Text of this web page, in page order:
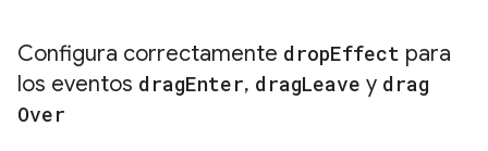
Configura correctamente dropEffect para
los eventos dragEnter, dragLeave y drag
Over